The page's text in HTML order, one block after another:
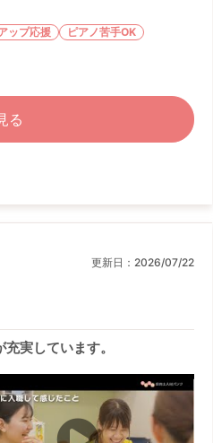
ップ応援
ピアノ苦手OK
る
更新日： 2026/07/22
実しています。